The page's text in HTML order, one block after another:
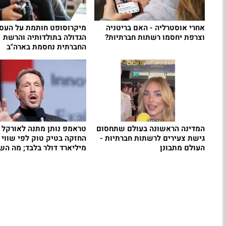
אחרי אוסטרליה - האם בריטניה
וצרפת יחסמו רשתות חברתיות?
מיקרוסופט חותמת על
הגדולה בתולדותיה והרשת
החברתית נחסמת בארה"ב
המדינה הראשונה בעולם שתחסום
גישת צעירים לרשתות חברתיות -
העולם מתבונן
טראמפ נותן מתנה
מיליארד דולר בלבד; מה